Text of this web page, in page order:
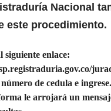
Nacional
este procedimiento.
siguiente enlace:
de cedula e ingrese.
le arrojará un